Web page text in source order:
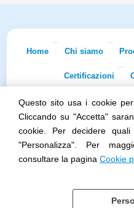
Questo sito usa i cookie
Cliccando su "Accetta"
cookie. Per decidere
"Personalizza". Per
consultare la pagina Cookie
Home Chi siamo
Certificazioni
Econnet s.r.l. · Sede Legale: Via
051/5873322· Fax 051/
Società soggetta all'attività di
Holding s.r.l. · Sede Legale: Via
- C.F.